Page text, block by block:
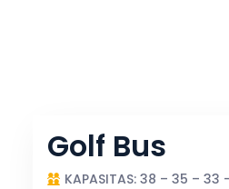
Golf Bus
KAPASITAS: 38 – 35 – 33